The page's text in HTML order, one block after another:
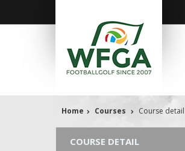
Home Courses Course detail
COURSE DETAIL